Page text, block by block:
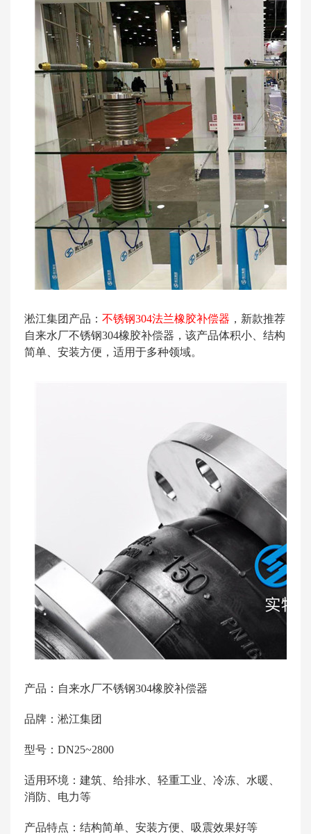
淞江集团产品： 不锈钢304法兰橡胶补偿器 ​，新款推荐
自来水厂不锈钢304橡胶补偿器，该产品体积小、结构
简单、安装方便，适用于多种领域。
产品：自来水厂不锈钢304橡胶补偿器
品牌：淞江集团
型号：DN25~2800
适用环境：建筑、给排水、轻重工业、冷冻、水暖、
消防、电力等
产品特点：结构简单、安装方便、吸震效果好等